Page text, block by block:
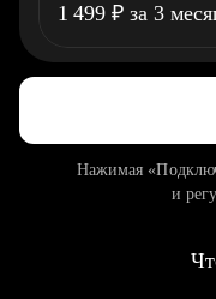
1 499 ₽ за 3
Нажимая
и